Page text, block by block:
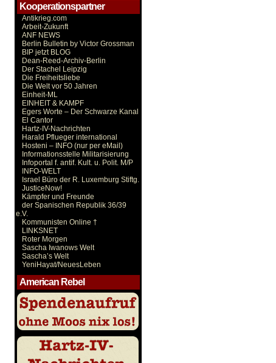
Kooperationspartner
Antikrieg.com
Arbeit-Zukunft
ANF NEWS
Berlin Bulletin by Victor Grossman
BIP jetzt BLOG
Dean-Reed-Archiv-Berlin
Der Stachel Leipzig
Die Freiheitsliebe
Die Welt vor 50 Jahren
Einheit-ML
EINHEIT & KAMPF
Egers Worte – Der Schwarze Kanal
El Cantor
Hartz-IV-Nachrichten
Harald Pflueger international
Hosteni – INFO (nur per eMail)
Informationsstelle Militarisierung
Infoportal f. antif. Kult. u. Polit. M/P
INFO-WELT
Israel Büro der R. Luxemburg Stiftg.
JusticeNow!
Kämpfer und Freunde
der Spanischen Republik 36/39
e.V.
Kommunisten Online †
LINKSNET
Roter Morgen
Sascha Iwanows Welt
Sascha’s Welt
YeniHayat/NeuesLeben
American Rebel